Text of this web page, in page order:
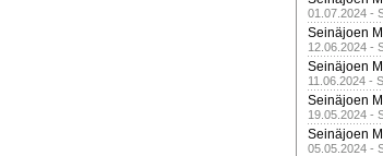
01.07.2024 -
Seinäjoen
12.06.2024 -
Seinäjoen
11.06.2024 -
Seinäjoen
19.05.2024 -
Seinäjoen
05.05.2024 -